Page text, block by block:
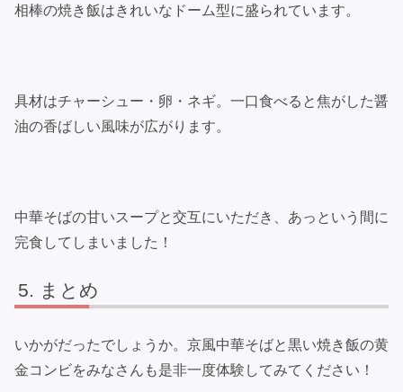
相棒の焼き飯はきれいなドーム型に盛られています。
具材はチャーシュー・卵・ネギ。一口食べると焦がした醤
油の香ばしい風味が広がります。
中華そばの甘いスープと交互にいただき、あっという間に
完食してしまいました！
まとめ
いかがだったでしょうか。京風中華そばと黒い焼き飯の黄
金コンビをみなさんも是非一度体験してみてください！